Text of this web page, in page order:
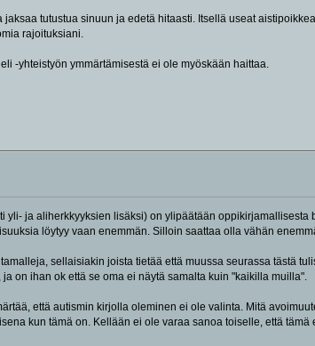
tutustua sinuun ja edetä hitaasti. Itsellä useat
rajoituksiani.
-yhteistyön ymmärtämisestä ei ole myöskään haittaa.
ja aliherkkyyksien lisäksi) on ylipäätään oppikirjamallisesta
löytyy vaan enemmän. Silloin saattaa olla vähän
sellaisiakin joista tietää että muussa seurassa tästä
on ihan ok että se oma ei näytä samalta kuin "kaikilla muilla".
että autismin kirjolla oleminen ei ole valinta. Mitä
kun tämä on. Kellään ei ole varaa sanoa toiselle, että